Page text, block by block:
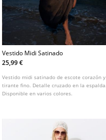
Vestido Midi Satinado
25,99 €
Vestido midi satinado de escote corazón y
tirante fino. Detalle cruzado en la espalda.
Disponible en varios colores.